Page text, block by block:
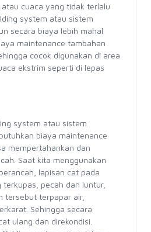
cuaca yang tidak terlalu
system atau sistem
secara biaya lebih mahal
maintenance tambahan
cocok digunakan di area
ekstrim seperti di lepas
system atau sistem
biaya maintenance
mempertahankan dan
Saat kita menggunakan
lapisan cat pada
pecah dan luntur,
tersebut terpapar air,
Sehingga secara
ulang dan direkondisi.